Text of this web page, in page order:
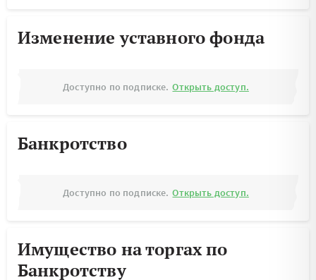
Изменение уставного фонда
Доступно по подписке. Открыть доступ.
Банкротство
Доступно по подписке. Открыть доступ.
Имущество на торгах по
Банкротству